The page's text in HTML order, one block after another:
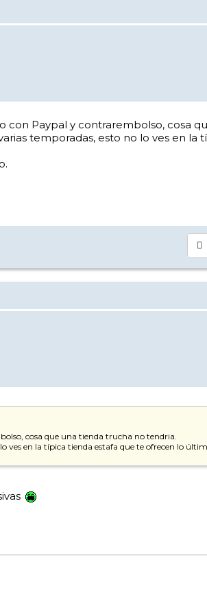
Paypal y contrarembolso, cosa
temporadas, esto no lo ves en
cosa que una tienda trucha no tendria.
ves en la típica tienda estafa que te ofrecen lo